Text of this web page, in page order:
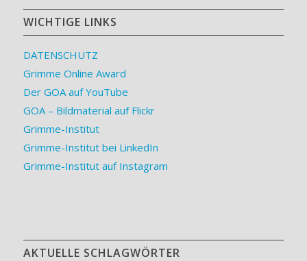
WICHTIGE LINKS
DATENSCHUTZ
Grimme Online Award
Der GOA auf YouTube
GOA – Bildmaterial auf Flickr
Grimme-Institut
Grimme-Institut bei LinkedIn
Grimme-Institut auf Instagram
AKTUELLE SCHLAGWÖRTER